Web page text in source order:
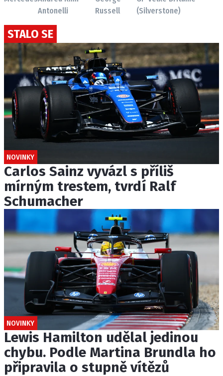
Antonelli
Russell
(Silverstone)
STALO SE
NOVINKY
Carlos Sainz vyvázl s příliš
mírným trestem, tvrdí Ralf
Schumacher
NOVINKY
Lewis Hamilton udělal jedinou
chybu. Podle Martina Brundla ho
připravila o stupně vítězů